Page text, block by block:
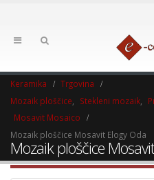
Keramika
Trgovina
Mozaik ploščice
Stekleni mozaik
Mosavit Mosaico
Mozaik ploščice Mosavit Elogy Oda
Mozaik ploščice